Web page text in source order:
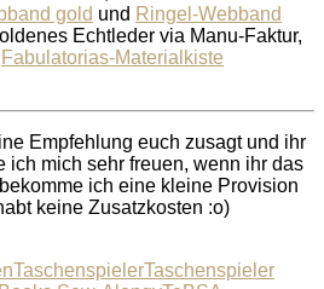
gold und Ringel-Webband
Echtleder via Manu-Faktur,
Fabulatorias-Materialkiste
Empfehlung euch zusagt und ihr
ich mich sehr freuen, wenn ihr das
ich eine kleine Provision
keine Zusatzkosten :o)
TaschenspielerTaschenspieler